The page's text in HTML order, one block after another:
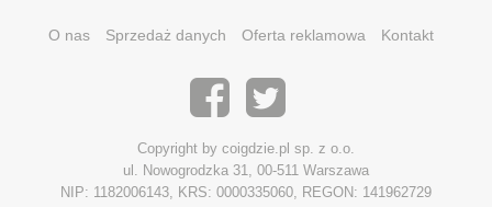
O nas Sprzedaż danych Oferta reklamowa Kontakt
Copyright by coigdzie.pl sp. z o.o.
ul. Nowogrodzka 31, 00-511 Warszawa
NIP: 1182006143, KRS: 0000335060, REGON: 141962729